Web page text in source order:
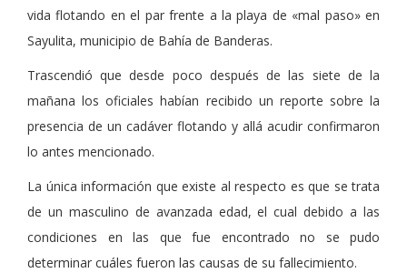
vida flotando en el par frente a la playa de «mal paso» en
Sayulita, municipio de Bahía de Banderas.
Trascendió que desde poco después de las siete de la
mañana los oficiales habían recibido un reporte sobre la
presencia de un cadáver flotando y allá acudir confirmaron
lo antes mencionado.
La única información que existe al respecto es que se trata
de un masculino de avanzada edad, el cual debido a las
condiciones en las que fue encontrado no se pudo
determinar cuáles fueron las causas de su fallecimiento.